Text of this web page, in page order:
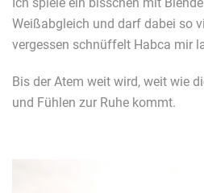
Weißabgleich und darf dabei so
vergessen schnüffelt Habca mir
Bis der Atem weit wird, weit wie
und Fühlen zur Ruhe kommt.